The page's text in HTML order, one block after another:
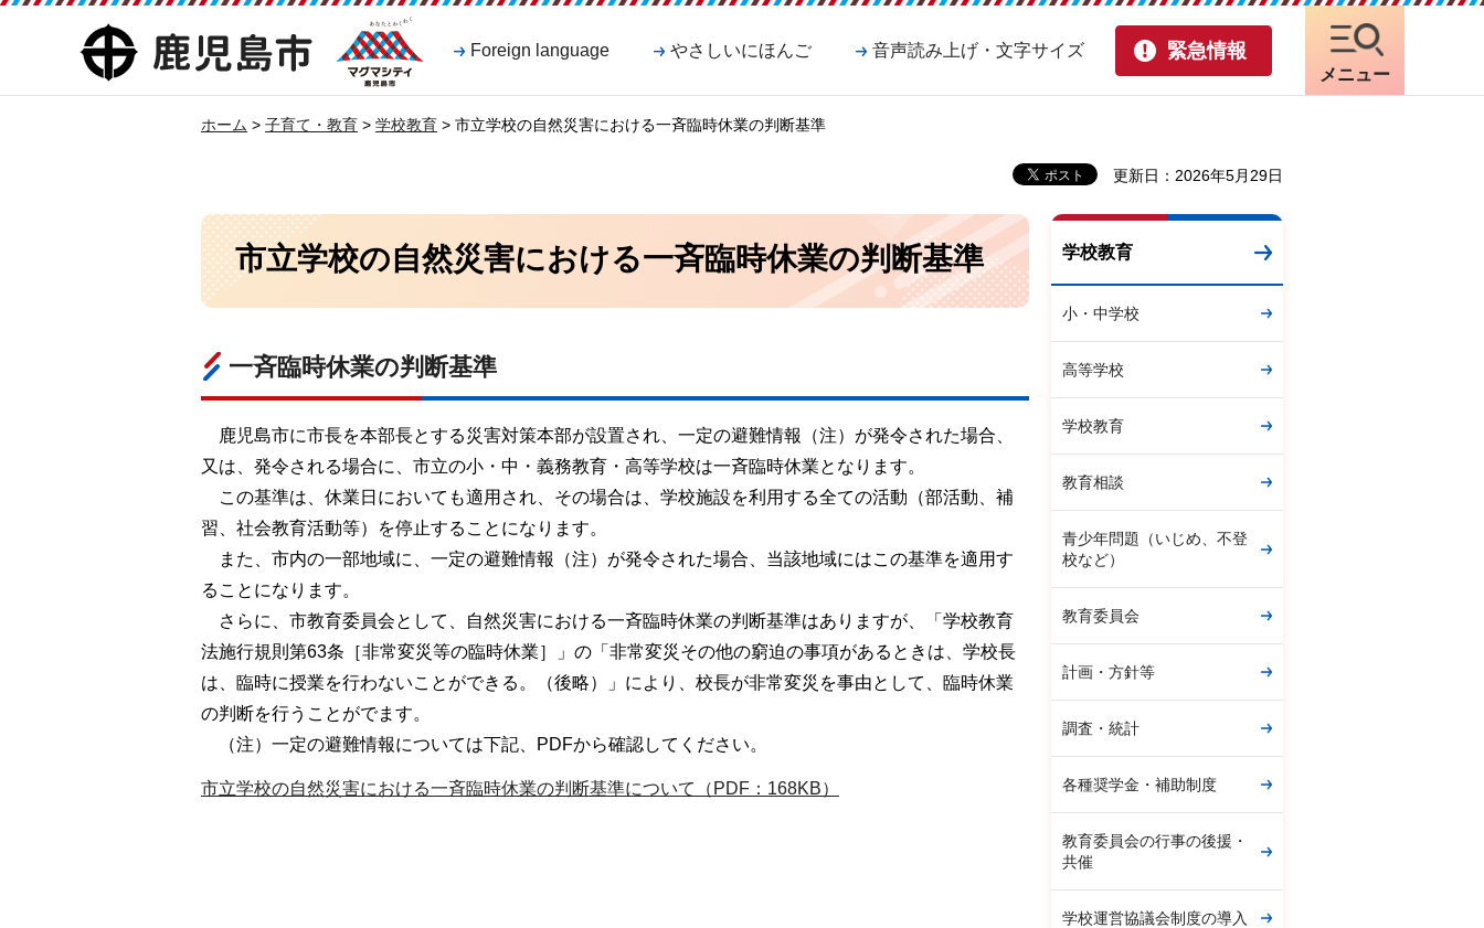
鹿児島市
マグマシティ
鹿児島市
Foreign language やさしいにほんご 音声読み上げ・文字サイズ 緊急情報
メニュー
ホーム > 子育て・教育 > 学校教育 > 市立学校の自然災害における一斉臨時休業の判断基準
更新日：2026年5月29日
市立学校の自然災害における一斉臨時休業の判断基準
一斉臨時休業の判断基準
鹿児島市に市長を本部長とする災害対策本部が設置され、一定の避難情報（注）が発令された場合、
又は、発令される場合に、市立の小・中・義務教育・高等学校は一斉臨時休業となります。
こ の基準は、休業日においても適用され、その場合は、学校施設を利用する全ての活動（部活動、補
習、社会教育活動等）を停止することになります。
ま た、市内の一部地域に、一定の避難情報（注）が発令された場合、当該地域にはこの基準を適用す
ることになります。
さ らに、市教育委員会として、自然災害における一斉臨時休業の判断基準はありますが、「学校教育
法施行規則第63条［非常変災等の臨時休業］」の「非常変災その他の窮迫の事項があるときは、学校長
は、臨時に授業を行わないことができる。（後略）」により、校長が非常変災を事由として、臨時休業
の判断を行うことがでます。
（注）一定の避難情報については下記、PDFから確認してください。
市立学校の自然災害における一斉臨時休業の判断基準について（PDF：168KB）
学校教育
小・中学校
高等学校
学校教育
教育相談
青少年問題（いじめ、不登
校など）
教育委員会
計画・方針等
調査・統計
各種奨学金・補助制度
教育委員会の行事の後援・
共催
学校運営協議会制度の導入